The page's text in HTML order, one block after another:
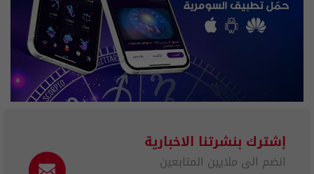
إشترك بنشرتنا الاخبارية
انضم الى ملايين المتابعين